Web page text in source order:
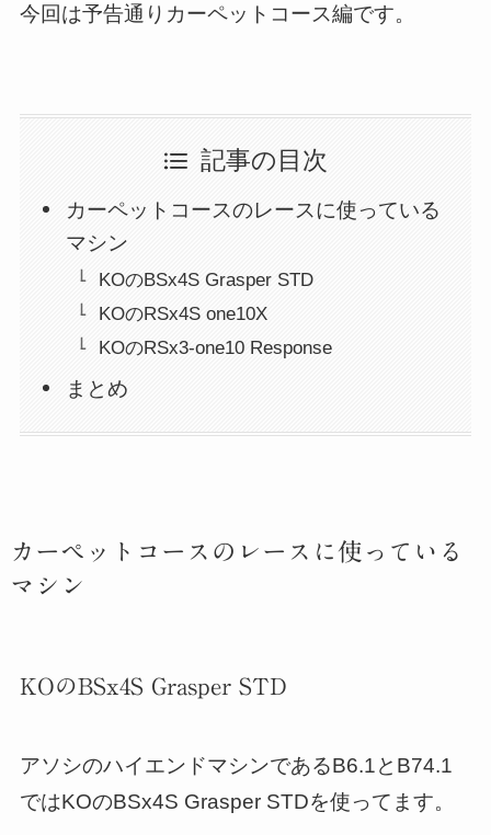
今回は予告通りカーペットコース編です。
記事の目次
カーペットコースのレースに使っている
マシン
KOのBSx4S Grasper STD
KOのRSx4S one10X
KOのRSx3-one10 Response
まとめ
カーペットコースのレースに使っている
マシン
KOのBSx4S Grasper STD
アソシのハイエンドマシンであるB6.1とB74.1
ではKOのBSx4S Grasper STDを使ってます。